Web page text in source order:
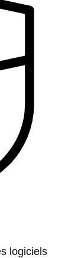
logiciels